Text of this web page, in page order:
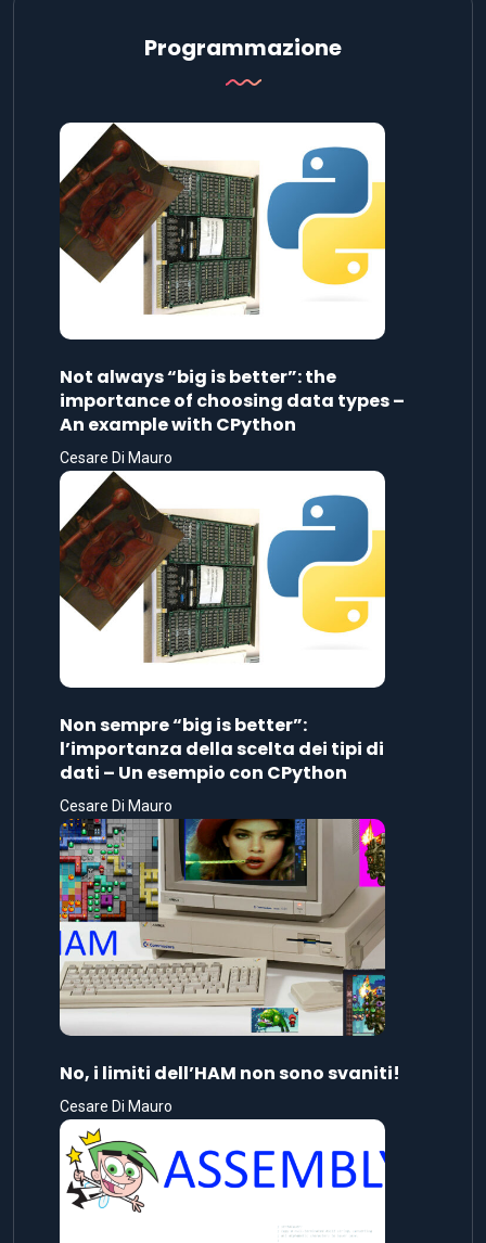
Programmazione
Not always “big is better”: the
importance of choosing data types –
An example with CPython
Cesare Di Mauro
Non sempre “big is better”:
l’importanza della scelta dei tipi di
dati – Un esempio con CPython
Cesare Di Mauro
No, i limiti dell’HAM non sono svaniti!
Cesare Di Mauro